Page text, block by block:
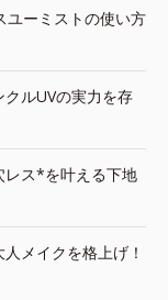
ユーミストの使い方
クルUVの実力を存
レス*を叶える下地
メイクを格上げ！